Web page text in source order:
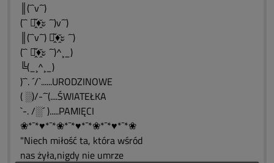
║(¯`v´¯)
(¯` ะ̭̌♦̭̌ะ ´¯)v´¯)
║(¯`v´¯) ะ̭̌♦̭̌ะ ´¯)
(¯` ะ̭̌♦̭̌ะ ´¯)^¸_)
╚(_¸^¸_)
)¯`. ´/`......URODZINOWE
( ░)/-´¯(....ŚWIATEŁKA
`-. /░´ ).....PAMIĘCI
❀*¯*♥*¯*❀*¯*♥*¯*❀*¯*♥*¯*❀
"Niech miłość ta, która wśród
nas żyła,nigdy nie umrze